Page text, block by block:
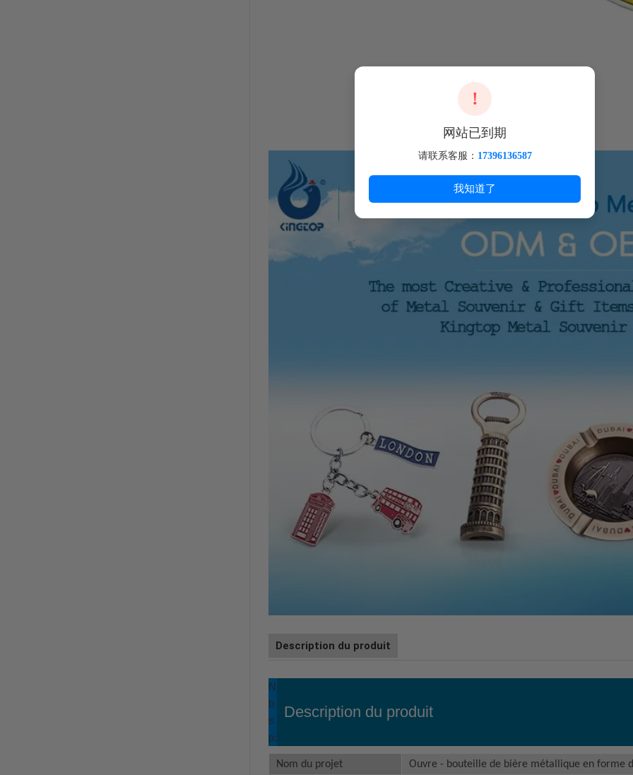
Description du produit
N
b
s
p;
Description du produit
Nom du projet Ouvre - bouteille de bière métallique en forme
!
网站已到期
请联系客服： 17396136587
我知道了